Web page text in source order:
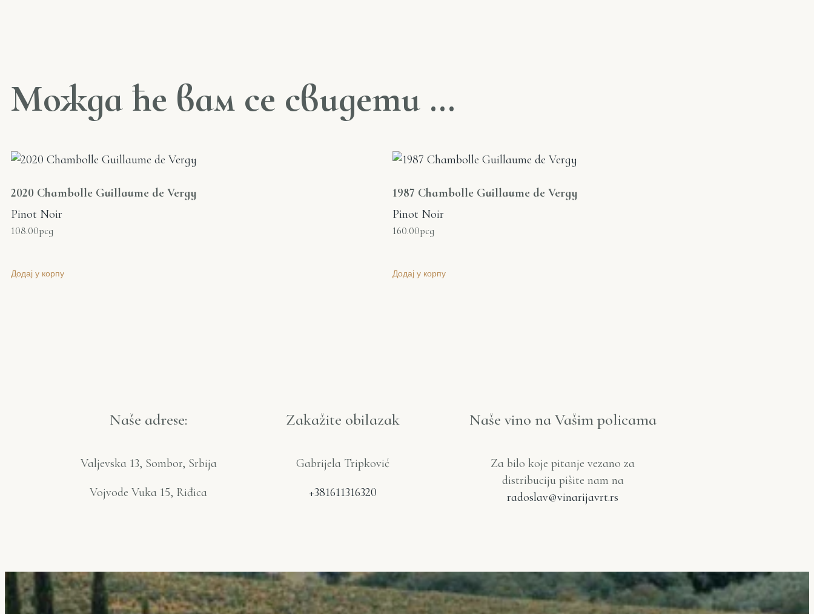
Можда ће вам се свидети …
2020 Chambolle Guillaume de Vergy
Pinot Noir
108.00рсд
Додај у корпу
1987 Chambolle Guillaume de Vergy
Pinot Noir
160.00рсд
Додај у корпу
Naše adrese:
Valjevska 13, Sombor, Srbija
Vojvode Vuka 15, Riđica
Zakažite obilazak
Gabrijela Tripković
+381611316320
Naše vino na Vašim policama
Za bilo koje pitanje vezano za
distribuciju pišite nam na
radoslav@vinarijavrt.rs